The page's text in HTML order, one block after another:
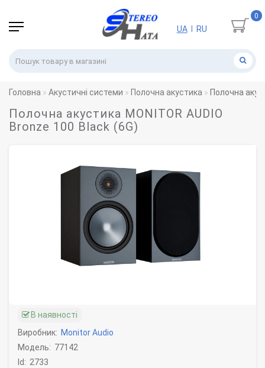
0
UA RU
Головна Акустичні системи Полочна акустика Полочна
Полочна акустика MONITOR AUDIO
Bronze 100 Black (6G)
В наявності
Виробник: Monitor Audio
Модель: 77142
Id: 2733